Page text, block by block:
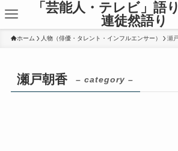
「芸能人・テレビ」語
連徒然語り
ホーム 人物（俳優・タレント・インフルエンサー） 瀬
瀬戸朝香 – category –